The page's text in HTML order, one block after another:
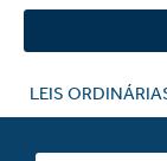
LEIS